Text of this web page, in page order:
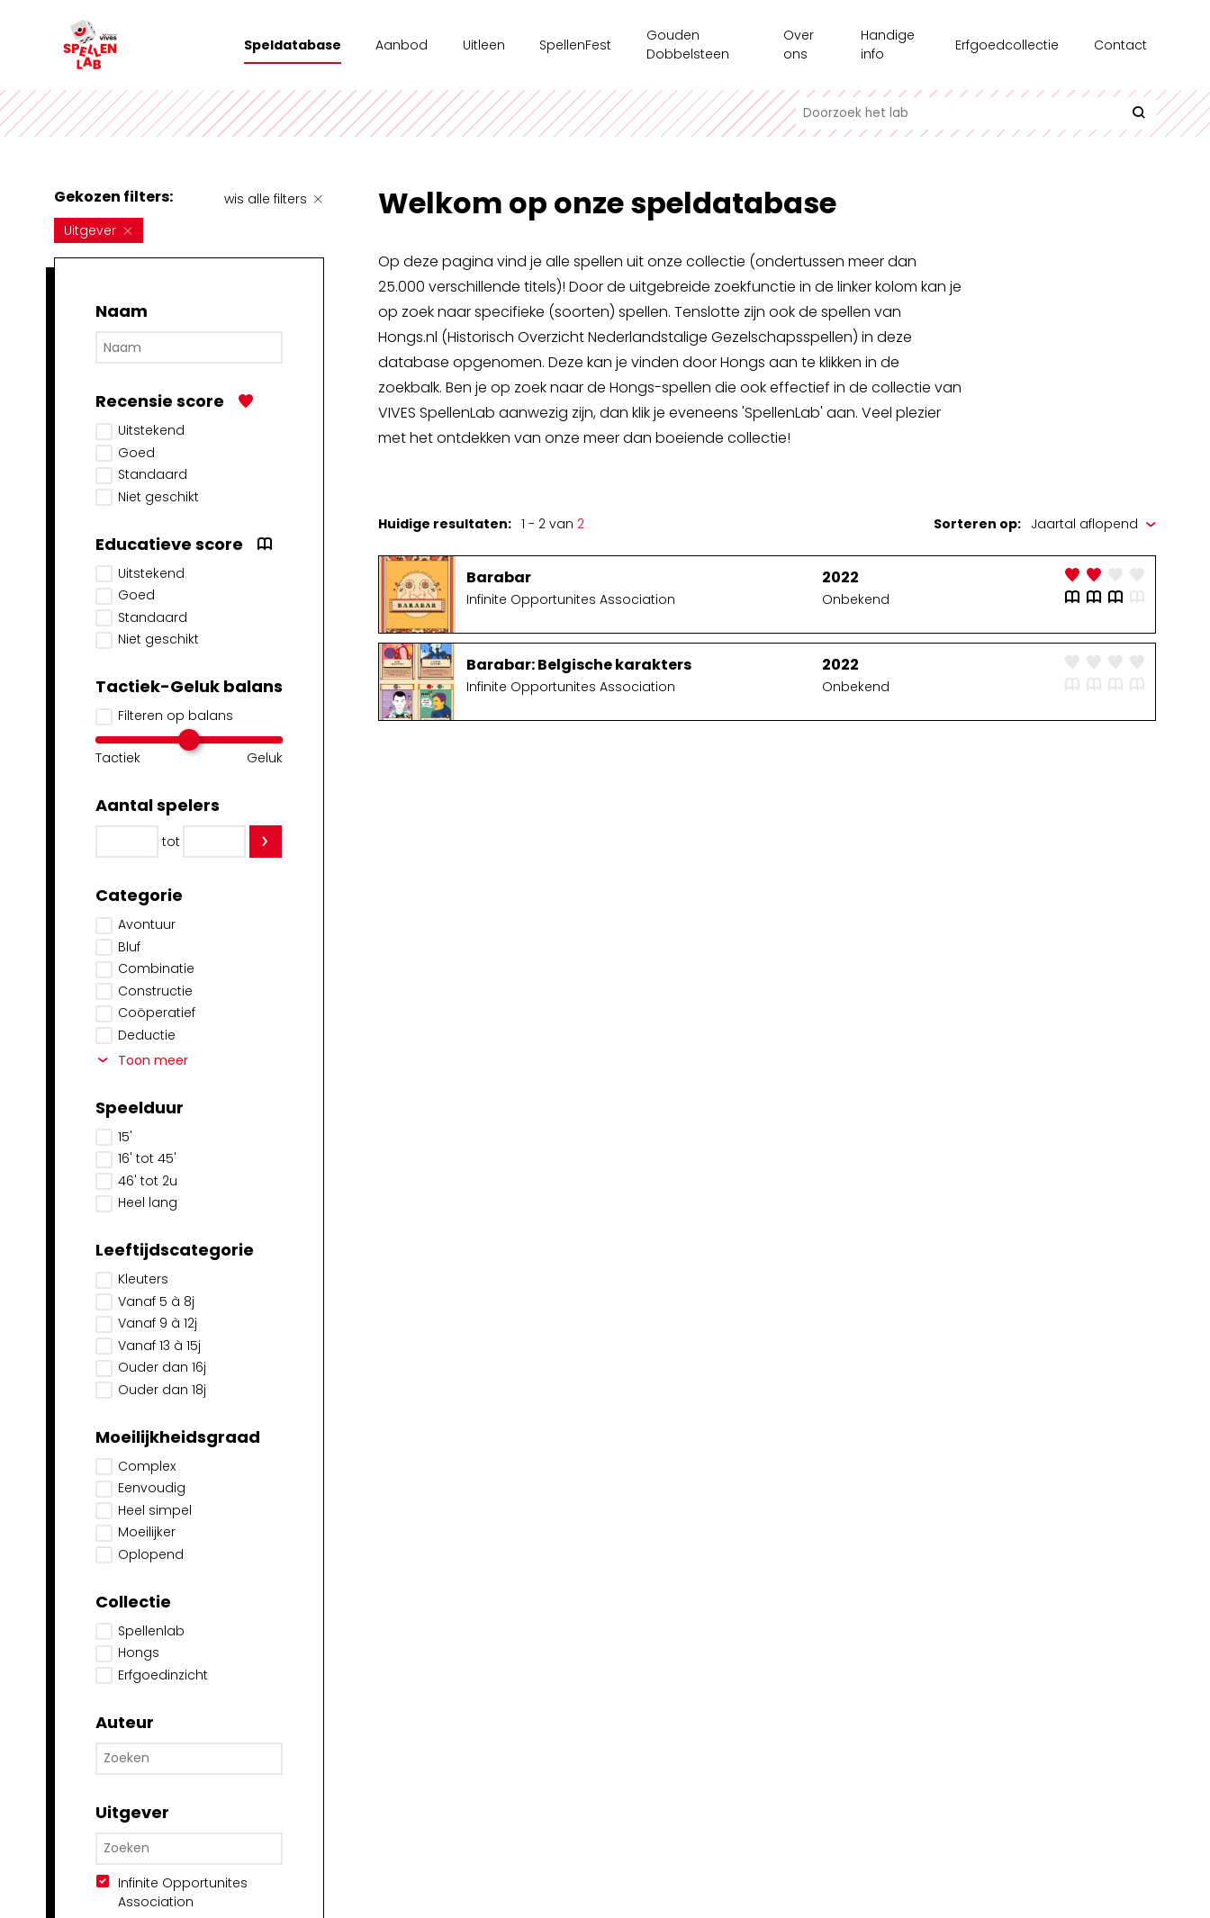
Speldatabase Aanbod
Workshops
Vrije tijdsaanbod
Uitleen
Ouderenzorg
Spellenkoffer Veerkracht en Welbevinden
Spellenkoffer 'Ridders op Drakentocht'
Spellenkoffer executieve functies kleuter
Spellenkoffer STEM kleuter + onderbouw lager
Spellenkoffer STEM bovenbouw lager + 1ste graad secundair
Spellenkoffer Snellerenden kleuter
SpellenFest
Gouden
Dobbelsteen
Over
ons
Geschiedenis
Spel op Maat
Magazine
Handige
info
Recensie-exemplaren
Interessante links
Historische informatie over spellen
Erfgoedcollectie Contact
Gekozen filters:
wis alle filters
Uitgever
Naam
Recensie score
Uitstekend
Goed
Standaard
Niet geschikt
Educatieve score
Uitstekend
Goed
Standaard
Niet geschikt
Tactiek-Geluk balans
Filteren op balans
Tactiek Geluk
Aantal spelers
tot
Categorie
Avontuur
Bluf
Combinatie
Constructie
Coöperatief
Deductie
Toon meer
Speelduur
15'
16' tot 45'
46' tot 2u
Heel lang
Leeftijdscategorie
Kleuters
Vanaf 5 à 8j
Vanaf 9 à 12j
Vanaf 13 à 15j
Ouder dan 16j
Ouder dan 18j
Moeilijkheidsgraad
Complex
Eenvoudig
Heel simpel
Moeilijker
Oplopend
Collectie
Spellenlab
Hongs
Erfgoedinzicht
Auteur
Uitgever
Infinite Opportunites
Association
Welkom op onze speldatabase
Op deze pagina vind je alle spellen uit onze collectie (ondertussen meer dan
25.000 verschillende titels)! Door de uitgebreide zoekfunctie in de linker kolom kan je
op zoek naar specifieke (soorten) spellen. Tenslotte zijn ook de spellen van
Hongs.nl (Historisch Overzicht Nederlandstalige Gezelschapsspellen) in deze
database opgenomen. Deze kan je vinden door Hongs aan te klikken in de
zoekbalk. Ben je op zoek naar de Hongs-spellen die ook effectief in de collectie van
VIVES SpellenLab aanwezig zijn, dan klik je eveneens 'SpellenLab' aan. Veel plezier
met het ontdekken van onze meer dan boeiende collectie!
Huidige resultaten: 1 - 2 van 2 Sorteren op:
Barabar
Infinite Opportunites Association
2022
Onbekend
Barabar: Belgische karakters
Infinite Opportunites Association
2022
Onbekend